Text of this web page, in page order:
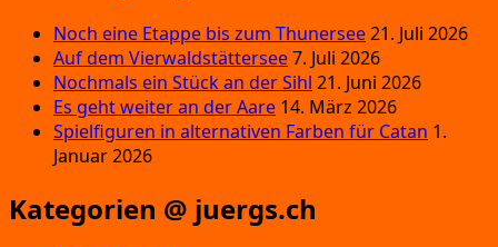
Noch eine Etappe bis zum Thunersee21. Juli 2026
Auf dem Vierwaldstättersee7. Juli 2026
Nochmals ein Stück an der Sihl 21. Juni 2026
Es geht weiter an der Aare 14. März 2026
Spielfiguren in alternativen Farben für Catan 1.
Januar 2026
Kategorien @ juergs.ch